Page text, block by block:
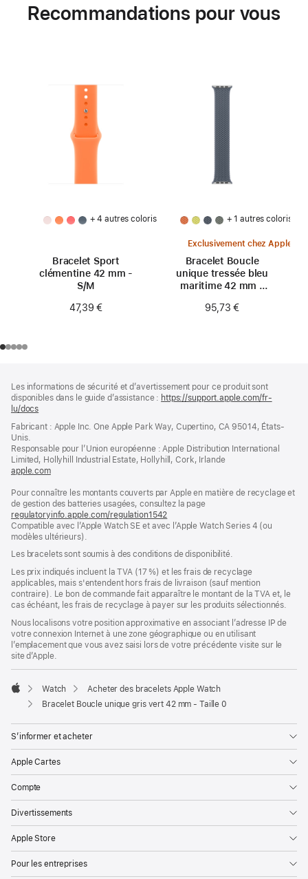
Recommandations pour vous
+ 4 autres coloris
Bracelet Sport
clémentine 42 mm -
S/M
47,39 €
+ 1 autres coloris
Exclusivement chez Apple
Bracelet Boucle
unique tressée bleu
maritime 42 mm -
95,73 €
de
page
de
bas
page
Les informations de sécurité et d’avertissement pour ce produit sont
disponibles dans le guide d’assistance : https://support.apple.com/fr-
lu/docs
une
fenêtre)
Fabricant : Apple Inc. One Apple Park Way, Cupertino, CA 95014, États-
Unis.
Responsable pour l’Union européenne : Apple Distribution International
Limited, Hollyhill Industrial Estate, Hollyhill, Cork, Irlande
apple.com(s’ouvre
une
nouvelle
fenêtre)
Pour connaître les montants couverts par Apple en matière de recyclage et
de gestion des batteries usagées, consultez la page
regulatoryinfo.apple.com/regulation1542
dans
nouvelle
fenêtre)
Compatible avec l’Apple Watch SE et avec l’Apple Watch Series 4 (ou
modèles ultérieurs).
Les bracelets sont soumis à des conditions de disponibilité.
Les prix indiqués incluent la TVA (17 %) et les frais de recyclage
applicables, mais s'entendent hors frais de livraison (sauf mention
contraire). Le bon de commande fait apparaître le montant de la TVA et, le
cas échéant, les frais de recyclage à payer sur les produits sélectionnés.
Nous localisons votre position approximative en associant l’adresse IP de
votre connexion Internet à une zone géographique ou en utilisant
l’emplacement que vous avez saisi lors de votre précédente visite sur le
site d’Apple.
Apple
Watch
Acheter des bracelets Apple Watch
Bracelet Boucle unique gris vert 42 mm - Taille 0
S’informer et acheter
Apple Cartes
Compte
Divertissements
Apple Store
Pour les entreprises